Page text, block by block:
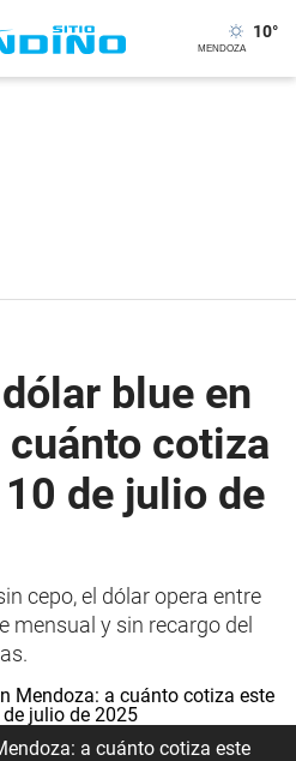
10°
blue en
cuánto cotiza
de julio de
cepo, el dólar opera entre
mensual y sin recargo del
a cuánto cotiza este